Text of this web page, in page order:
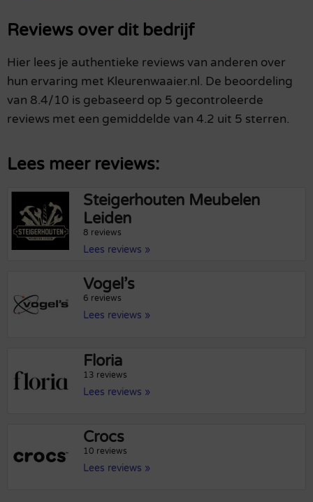
Reviews over dit bedrijf
Hier lees je authentieke reviews van anderen over
hun ervaring met Kleurenwaaier.nl. De beoordeling
van 8.4/10 is gebaseerd op 5 gecontroleerde
reviews met een gemiddelde van 4.2 uit 5 sterren.
Lees meer reviews:
Steigerhouten Meubelen
Leiden
8 reviews
Lees reviews »
Vogel’s
6 reviews
Lees reviews »
Floria
13 reviews
Lees reviews »
Crocs
10 reviews
Lees reviews »